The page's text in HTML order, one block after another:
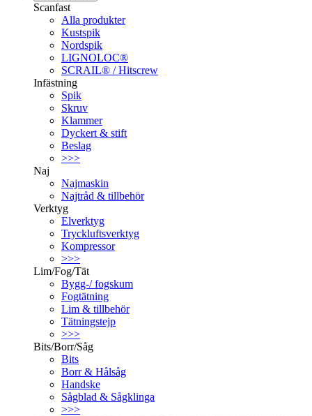
Scanfast
Alla produkter
Kustspik
Nordspik
LIGNOLOC®
SCRAIL® / Hitscrew
Infästning
Spik
Skruv
Klammer
Dyckert & stift
Beslag
>>>
Naj
Najmaskin
Najtråd & tillbehör
Verktyg
Elverktyg
Tryckluftsverktyg
Kompressor
>>>
Lim/Fog/Tät
Bygg-/ fogskum
Fogtätning
Lim & tillbehör
Tätningstejp
>>>
Bits/Borr/Såg
Bits
Borr & Hålsåg
Handske
Sågblad & Sågklinga
>>>